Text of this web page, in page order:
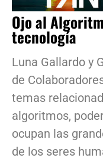
Ojo al
tecnología
Luna Gallardo y
de
temas
algoritmos,
ocupan las
de los seres